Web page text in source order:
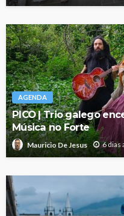
AGENDA
PICO | Trio galego
Música no Forte
Mauricio De Jesus 6 dias